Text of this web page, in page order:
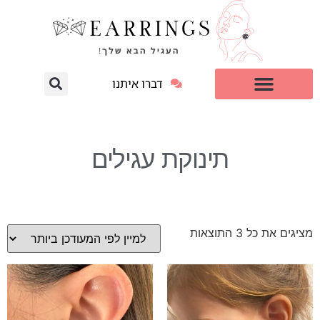
דברו איתנו
תינוקת עגילים
מציגים את כל ⁦3⁩ התוצאות